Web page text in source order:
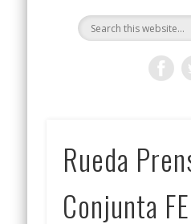
Rueda
Conjunta